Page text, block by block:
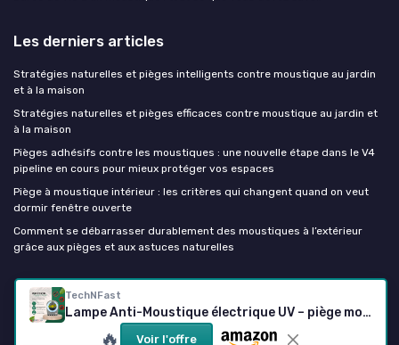
TechNFast
Lampe Anti-Moustique électrique UV – piège moustiques Silencieux et sans Produits Chimiques – intérieur/extérieur, 180m² – répulsif Insectes Volants, Attrape-moustiques - 1 vitesse
🔥 Voir l'offre
Les derniers articles
Stratégies naturelles et pièges intelligents contre moustique au jardin
et à la maison
Stratégies naturelles et pièges efficaces contre moustique au jardin et
à la maison
Pièges adhésifs contre les moustiques : une nouvelle étape dans le V4
pipeline en cours pour mieux protéger vos espaces
Piège à moustique intérieur : les critères qui changent quand on veut
dormir fenêtre ouverte
Comment se débarrasser durablement des moustiques à l’extérieur
grâce aux pièges et aux astuces naturelles
Piège à moustiques